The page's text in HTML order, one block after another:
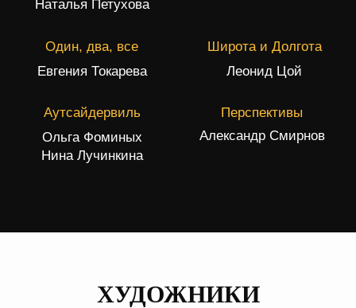
ХУДОЖНИКИ
Жрица, 2010